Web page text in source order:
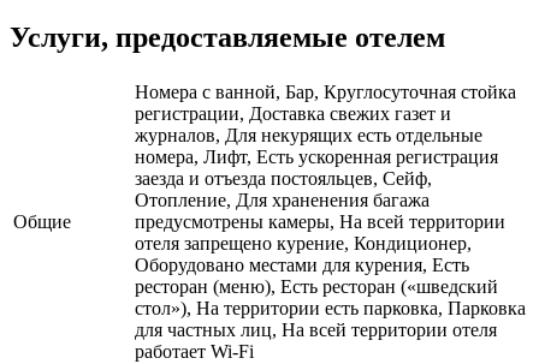
Услуги, предоставляемые отелем
Общие
Номера с ванной, Бар, Круглосуточная стойка
регистрации, Доставка свежих газет и
журналов, Для некурящих есть отдельные
номера, Лифт, Есть ускоренная регистрация
заезда и отъезда постояльцев, Сейф,
Отопление, Для храненения багажа
предусмотрены камеры, На всей территории
отеля запрещено курение, Кондиционер,
Оборудовано местами для курения, Есть
ресторан (меню), Есть ресторан («шведский
стол»), На территории есть парковка, Парковка
для частных лиц, На всей территории отеля
работает Wi-Fi